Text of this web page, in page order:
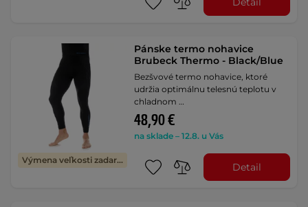
Výmena veľkosti zadarmo
Pánske termo nohavice
Brubeck Thermo - Black/Blue
Bezšvové termo nohavice, ktoré
udržia optimálnu telesnú teplotu v
chladnom …
48,90 €
na sklade – 12.8. u Vás
Detail